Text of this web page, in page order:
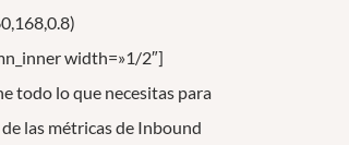
width=»1/2″]
todo lo que necesitas para
las métricas de Inbound